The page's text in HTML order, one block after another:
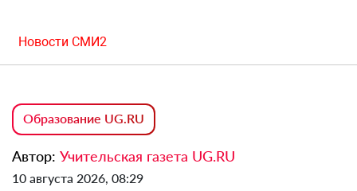
Новости СМИ2
Образование UG.RU
Автор: Учительская газета UG.RU
10 августа 2026, 08:29